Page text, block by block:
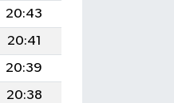
20:43
20:41
20:39
20:38